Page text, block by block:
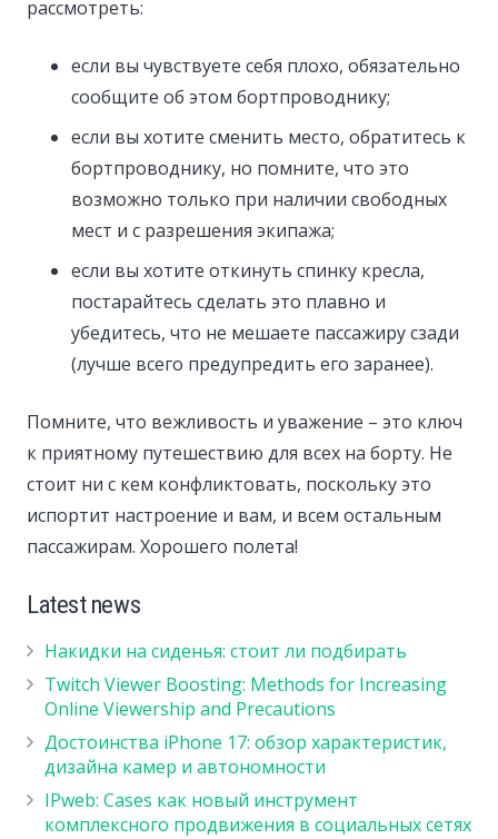
рассмотреть:
если вы чувствуете себя плохо, обязательно
сообщите об этом бортпроводнику;
если вы хотите сменить место, обратитесь к
бортпроводнику, но помните, что это
возможно только при наличии свободных
мест и с разрешения экипажа;
если вы хотите откинуть спинку кресла,
постарайтесь сделать это плавно и
убедитесь, что не мешаете пассажиру сзади
(лучше всего предупредить его заранее).
Помните, что вежливость и уважение – это ключ
к приятному путешествию для всех на борту. Не
стоит ни с кем конфликтовать, поскольку это
испортит настроение и вам, и всем остальным
пассажирам. Хорошего полета!
Latest news
Накидки на сиденья: стоит ли подбирать
Twitch Viewer Boosting: Methods for Increasing
Online Viewership and Precautions
Достоинства iPhone 17: обзор характеристик,
дизайна камер и автономности
IPweb: Cases как новый инструмент
комплексного продвижения в социальных сетях